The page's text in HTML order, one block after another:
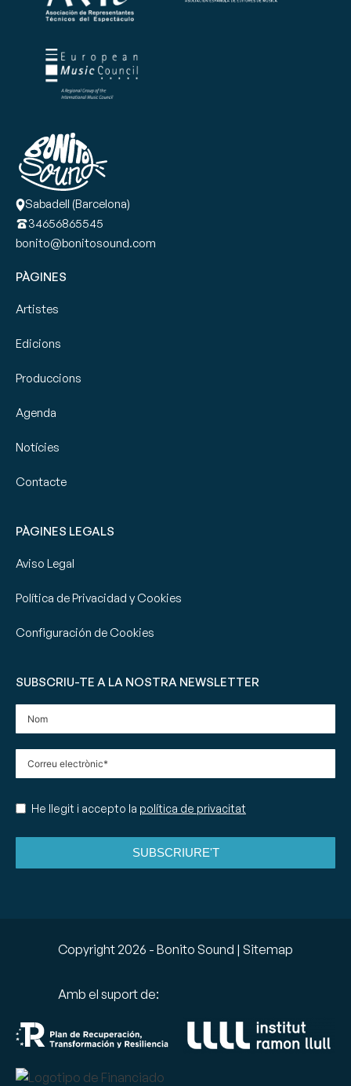
Sabadell (Barcelona)
34656865545
bonito@bonitosound.com
PÀGINES
Artistes
Edicions
Produccions
Agenda
Notícies
Contacte
PÀGINES LEGALS
Aviso Legal
Política de Privacidad y Cookies
Configuración de Cookies
SUBSCRIU-TE A LA NOSTRA NEWSLETTER
He llegit i accepto la política de privacitat
SUBSCRIURE'T
Copyright 2026 - Bonito Sound | Sitemap
Amb el suport de: